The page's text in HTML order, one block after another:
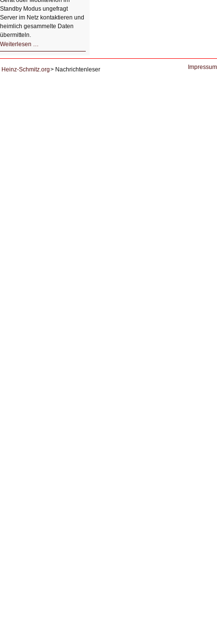
Standby Modus ungefragt
Server im Netz kontaktieren und
heimlich gesammelte Daten
übermitteln.
Weiterlesen …
DNS
Heinz-Schmitz.org
Nachrichtenleser Impressum